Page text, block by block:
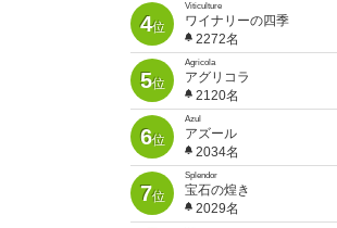
4位
Viticulture
ワイナリーの四季
2272名
5位
Agricola
アグリコラ
2120名
6位
Azul
アズール
2034名
7位
Splendor
宝石の煌き
2029名